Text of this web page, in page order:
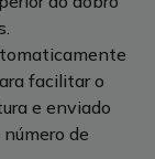
facilitar o
e enviado
de